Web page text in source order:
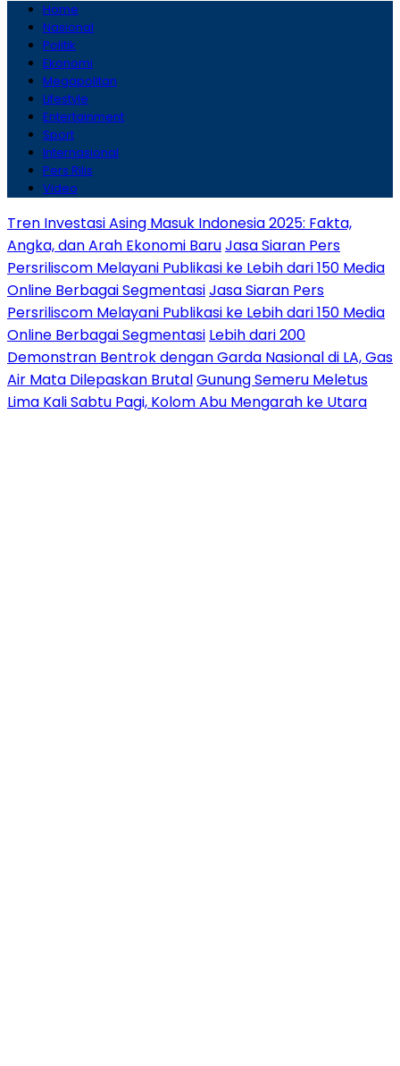
Home
Nasional
Politik
Ekonomi
Megapolitan
Lifestyle
Entertainment
Sport
Internasional
Pers Rilis
Video
Tren Investasi Asing Masuk Indonesia 2025: Fakta,
Angka, dan Arah Ekonomi BaruJasa Siaran Pers
Persriliscom Melayani Publikasi ke Lebih dari 150 Media
Online Berbagai SegmentasiJasa Siaran Pers
Persriliscom Melayani Publikasi ke Lebih dari 150 Media
Online Berbagai Segmentasi Lebih dari 200
Demonstran Bentrok dengan Garda Nasional di LA, Gas
Air Mata Dilepaskan BrutalGunung Semeru Meletus
Lima Kali Sabtu Pagi, Kolom Abu Mengarah ke Utara